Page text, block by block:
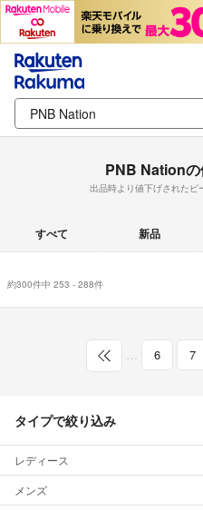
PNB Nation
出品時より値下げされたピ
すべて 新品
約300件中 253 - 288件
6 7
タイプで絞り込み
レディース
メンズ